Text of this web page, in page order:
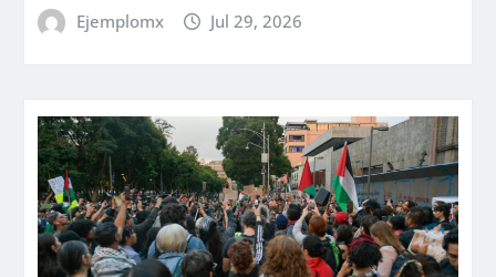
Ejemplomx Jul 29, 2026